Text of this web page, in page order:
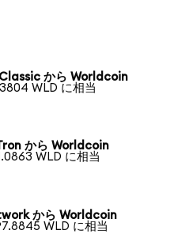
から Worldcoin
WLD に相当
から Worldcoin
WLD に相当
から Worldcoin
WLD に相当